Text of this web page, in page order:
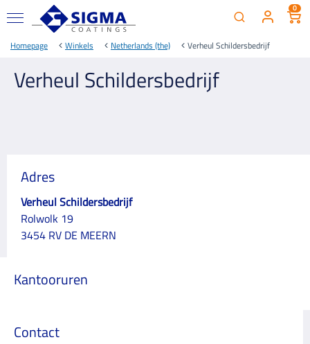
0
Homepage Winkels Netherlands (the) Verheul Schildersbedrijf
Verheul Schildersbedrijf
Adres
Verheul Schildersbedrijf
Rolwolk 19
3454 RV DE MEERN
Kantooruren
Contact